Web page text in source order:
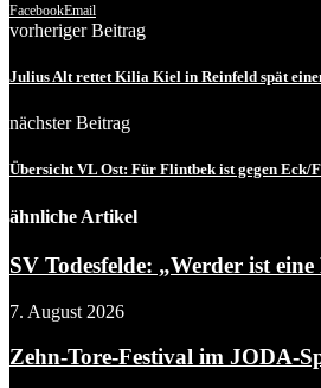
FacebookEmail
vorheriger Beitrag
Julius Alt rettet Kilia Kiel in Reinfeld spät
nächster Beitrag
Übersicht VL Ost: Für Flintbek ist gegen Eck/
ähnliche Artikel
SV Todesfelde: „Werder ist
7. August 2026
Zehn-Tore-Festival im JODA-